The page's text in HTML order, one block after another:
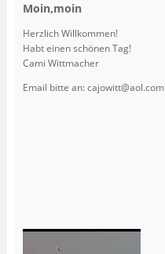
Moin,moin
Herzlich Willkommen!
Habt einen schönen Tag!
Cami Wittmacher
Email bitte an: cajowitt@aol.com